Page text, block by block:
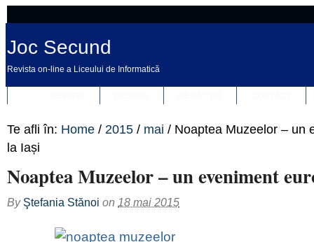
Joc Secund
Revista on-line a Liceului de Informatică
Te afli în: Home / 2015 / mai / Noaptea Muzeelor – un
la Iași
Noaptea Muzeelor – un eveniment
By Ştefania Stănoi on 18 mai 2015